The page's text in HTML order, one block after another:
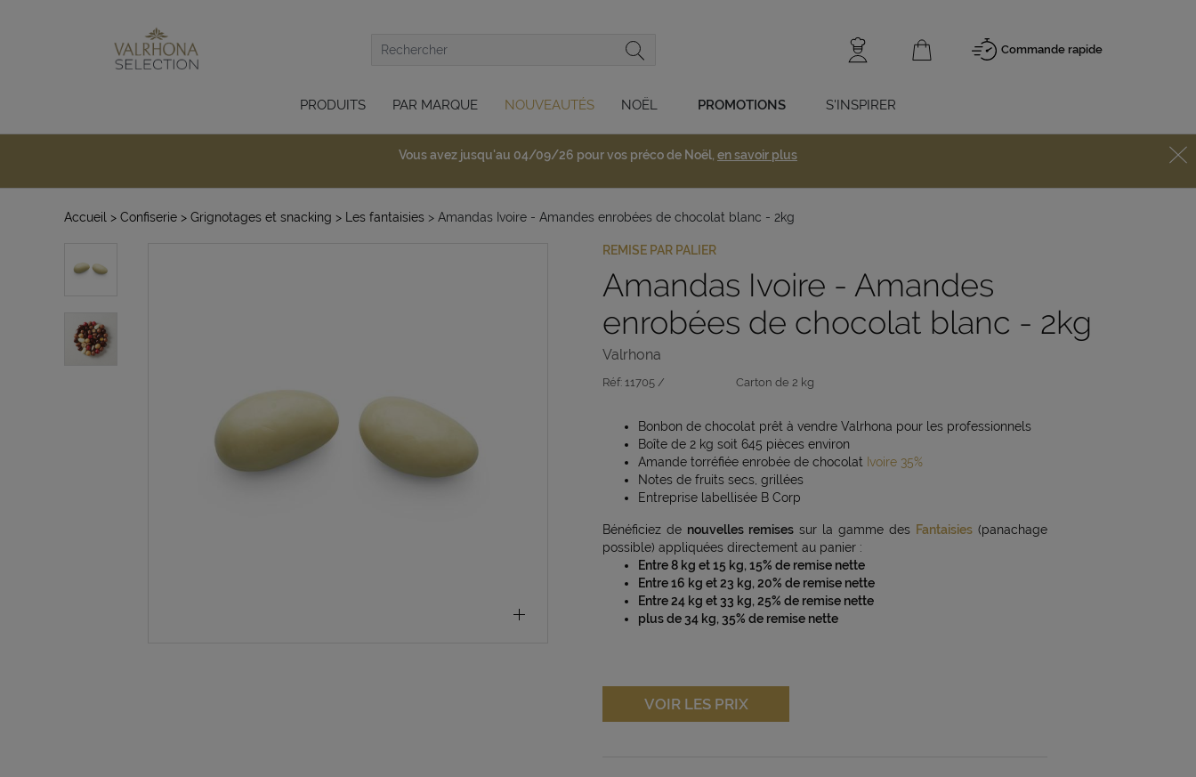
Commande rapide
PRODUITS PAR MARQUE NOUVEAUTÉS NOËL PROMOTIONS S'INSPIRER
Vous avez jusqu'au 04/09/26 pour vos préco de Noël, en savoir plus
Accueil > Confiserie > Grignotages et snacking > Les fantaisies > Amandas Ivoire - Amandes enrobées de chocolat blanc - 2kg
REMISE PAR PALIER
Amandas Ivoire - Amandes
enrobées de chocolat blanc - 2kg
Valrhona
Réf: 11705 / Carton de 2 kg
Bonbon de chocolat prêt à vendre Valrhona pour les professionnels
Boîte de 2 kg soit 645 pièces environ
Amande torréfiée enrobée de chocolat Ivoire 35%
Notes de fruits secs, grillées
Entreprise labellisée B Corp
Bénéficiez de nouvelles remises sur la gamme des Fantaisies (panachage
possible) appliquées directement au panier :
Entre 8 kg et 15 kg, 15% de remise nette
Entre 16 kg et 23 kg, 20% de remise nette
Entre 24 kg et 33 kg, 25% de remise nette
plus de 34 kg, 35% de remise nette
VOIR LES PRIX